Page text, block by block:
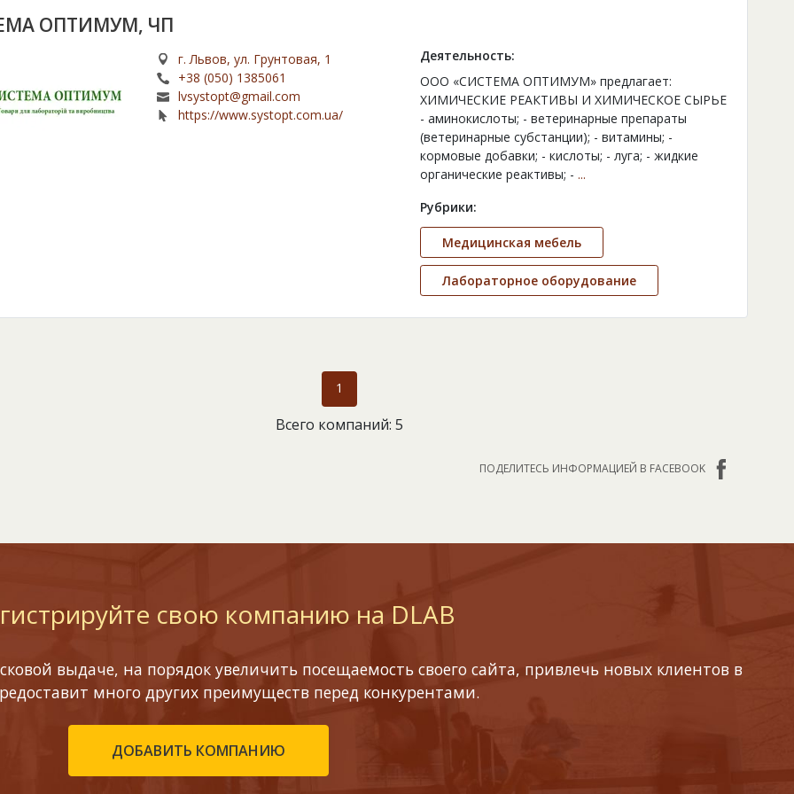
ОПТИМУМ, ЧП
г. Львов, ул. Грунтовая, 1
+38 (050) 1385061
lvsystopt@gmail.com
https://www.systopt.com.ua/
Деятельность:
ООО «СИСТЕМА ОПТИМУМ» предлагает:
ХИМИЧЕСКИЕ РЕАКТИВЫ И ХИМИЧЕСКОЕ СЫРЬЕ
- аминокислоты; - ветеринарные препараты
(ветеринарные субстанции); - витамины; -
кормовые добавки; - кислоты; - луга; - жидкие
органические реактивы; - ...
Рубрики:
Медицинская мебель
Лабораторное оборудование
1
Всего компаний: 5
ПОДЕЛИТЕСЬ ИНФОРМАЦИЕЙ В FACEBOOK
свою компанию на DLAB
выдаче, на порядок увеличить посещаемость своего сайта, привлечь новых клиентов в
много других преимуществ перед конкурентами.
ДОБАВИТЬ КОМПАНИЮ